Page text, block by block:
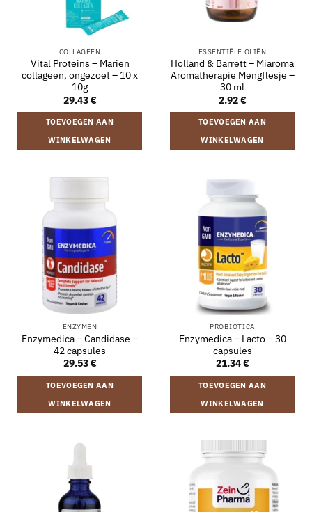
COLLAGEEN
Vital Proteins – Marien
collageen, ongezoet – 10 x
10g
29.43€
TOEVOEGEN AAN
WINKELWAGEN
ESSENTIËLE OLIËN
Holland & Barrett – Miaroma
Aromatherapie Mengflesje –
30 ml
2.92€
TOEVOEGEN AAN
WINKELWAGEN
ENZYMEN
Enzymedica – Candidase –
42 capsules
29.53€
TOEVOEGEN AAN
WINKELWAGEN
PROBIOTICA
Enzymedica – Lacto – 30
capsules
21.34€
TOEVOEGEN AAN
WINKELWAGEN